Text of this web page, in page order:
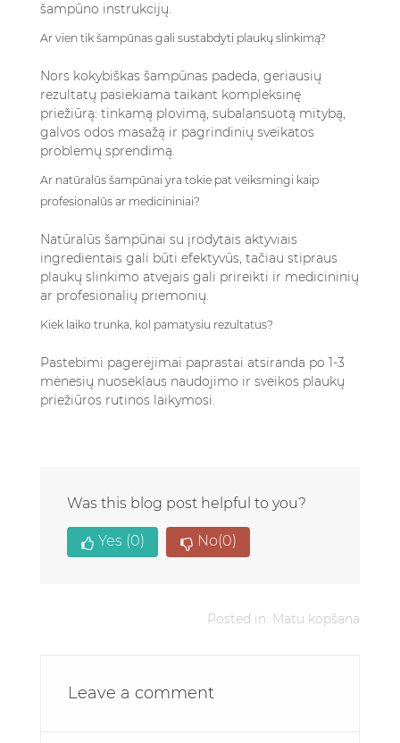
šampūno instrukcijų.
Ar vien tik šampūnas gali sustabdyti plaukų slinkimą?
Nors kokybiškas šampūnas padeda, geriausių
rezultatų pasiekiama taikant kompleksinę
priežiūrą: tinkamą plovimą, subalansuotą mitybą,
galvos odos masažą ir pagrindinių sveikatos
problemų sprendimą.
Ar natūralūs šampūnai yra tokie pat veiksmingi kaip
profesionalūs ar medicininiai?
Natūralūs šampūnai su įrodytais aktyviais
ingredientais gali būti efektyvūs, tačiau stipraus
plaukų slinkimo atvejais gali prireikti ir medicininių
ar profesionalių priemonių.
Kiek laiko trunka, kol pamatysiu rezultatus?
Pastebimi pagerėjimai paprastai atsiranda po 1-3
mėnesių nuoseklaus naudojimo ir sveikos plaukų
priežiūros rutinos laikymosi.
Was this blog post helpful to you?
Yes (0) No(0)
Posted in: Matu kopšana
Leave a comment